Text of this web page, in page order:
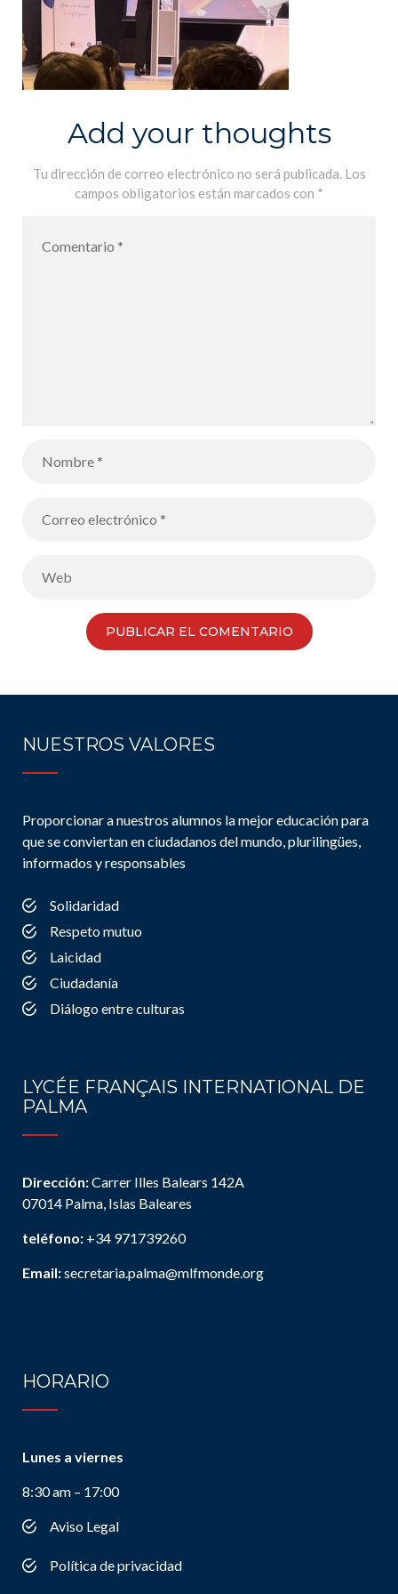
Add your thoughts
Tu dirección de correo electrónico no será publicada. Los
campos obligatorios están marcados con *
NUESTROS VALORES
Proporcionar a nuestros alumnos la mejor educación para
que se conviertan en ciudadanos del mundo, plurilingües,
informados y responsables
Solidaridad
Respeto mutuo
Laicidad
Ciudadanía
Diálogo entre culturas
LYCÉE FRANÇAIS INTERNATIONAL DE
PALMA
Dirección:Carrer Illes Balears 142A
07014 Palma, Islas Baleares
teléfono: +34 971739260
Email:secretaria.palma@mlfmonde.org
HORARIO
Lunes a viernes
8:30 am – 17:00
Aviso Legal
Política de privacidad